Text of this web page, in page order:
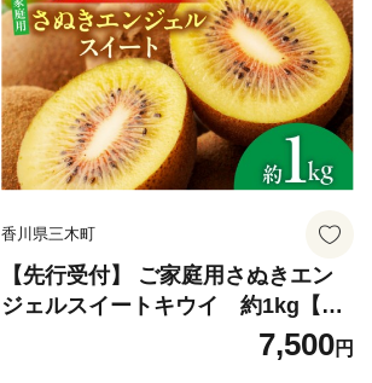
香川県三木町
【先行受付】 ご家庭用さぬきエン
ジェルスイートキウイ 約1kg【香
川県共通返礼品】|さぬき エンジェ
ルスイート 果物 フルーツ 人気 香川
7,500円